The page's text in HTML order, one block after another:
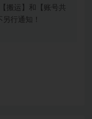
搬运】和【账号共
行通知！